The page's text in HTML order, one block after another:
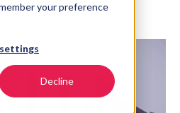
your preference
Decline